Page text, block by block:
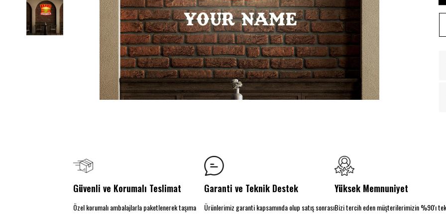
Güvenli ve Korumalı Teslimat
Özel korumalı ambalajlarla paketlenerek taşıma
Garanti ve Teknik Destek
Ürünlerimiz garanti kapsamında olup satış sonrası
Yüksek Memnuniyet
Bizi tercih eden müşterilerimizin %90'ı